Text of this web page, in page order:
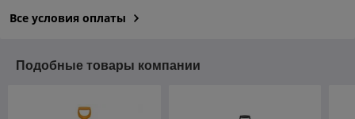
Все условия оплаты
Подобные товары компании